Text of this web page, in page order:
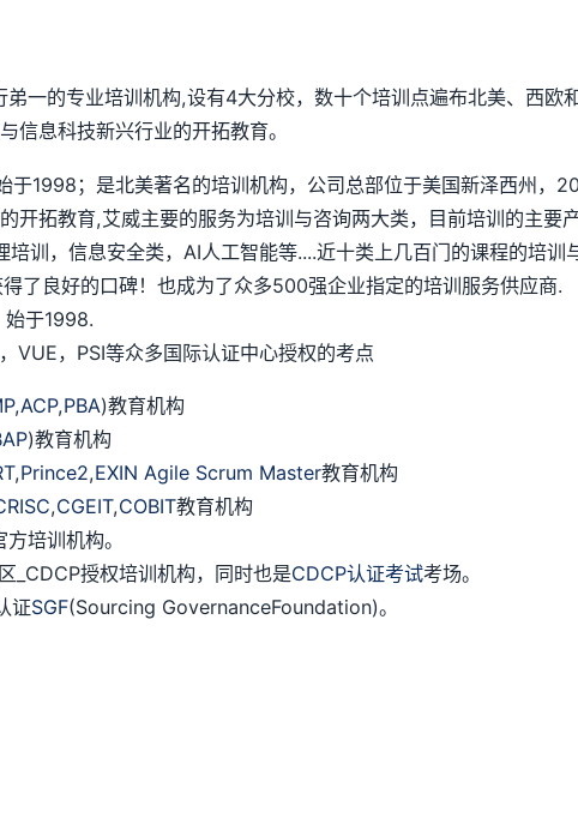
的专业培训机构,设有4大分校，数十个培训点遍布北美、西欧
信息科技新兴行业的开拓教育。
；是北美著名的培训机构，公司总部位于美国新泽西州，
开拓教育,艾威主要的服务为培训与咨询两大类，目前培训的主要
训，信息安全类，AI人工智能等....近十类上几百门的课程的培训
良好的口碑！也成为了众多500强企业指定的培训服务供应商.
于1998.
，PSI等众多国际认证中心授权的考点
,ACP,PBA)教育机构
)教育机构
,Prince2,EXIN Agile Scrum Master教育机构
,CGEIT,COBIT教育机构
培训机构。
_CDCP授权培训机构，同时也是CDCP认证考试考场。
证SGF(Sourcing GovernanceFoundation)。